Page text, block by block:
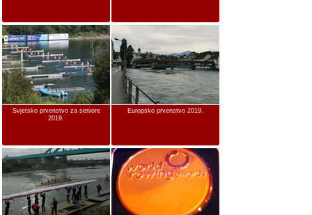
Svjetsko prvenstvo za seniore
2019.
Europsko prvenstvo 2019.